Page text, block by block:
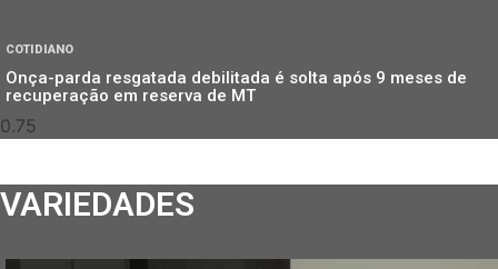
COTIDIANO
Onça-parda resgatada debilitada é solta após 9 meses de
recuperação em reserva de MT
VARIEDADES